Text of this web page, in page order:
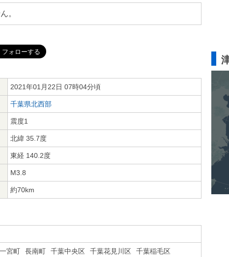
。
2021年01月22日 07時04分頃
千葉県北西部
震度1
北緯 35.7度
東経 140.2度
M3.8
約70km
一宮町 長南町 千葉中央区 千葉花見川区
千葉稲毛区